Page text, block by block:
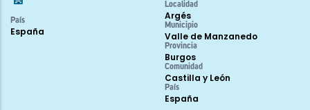
País
España
Localidad
Argés
Municipio
Valle de Manzanedo
Provincia
Burgos
Comunidad
Castilla y León
País
España